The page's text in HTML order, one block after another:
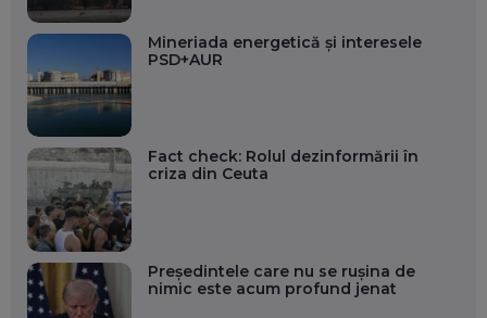
Mineriada energetică și interesele
PSD+AUR
Fact check: Rolul dezinformării în
criza din Ceuta
Președintele care nu se rușina de
nimic este acum profund jenat